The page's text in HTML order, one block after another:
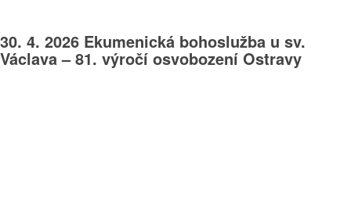
30. 4. 2026 Ekumenická bohoslužba u sv.
Václava – 81. výročí osvobození Ostravy